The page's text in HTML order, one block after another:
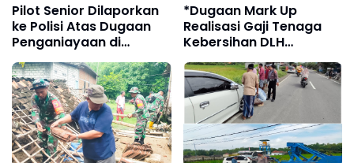
Pilot Senior Dilaporkan
ke Polisi Atas Dugaan
Penganiayaan di
Tangerang Selatan
*Dugaan Mark Up
Realisasi Gaji Tenaga
Kebersihan DLH
Kabupaten Tangerang
Mencuat*